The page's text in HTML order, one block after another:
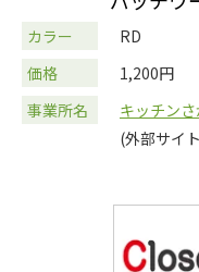
カラー
RD
価格
1,200円
事業所名
キッチン
(外部サイ